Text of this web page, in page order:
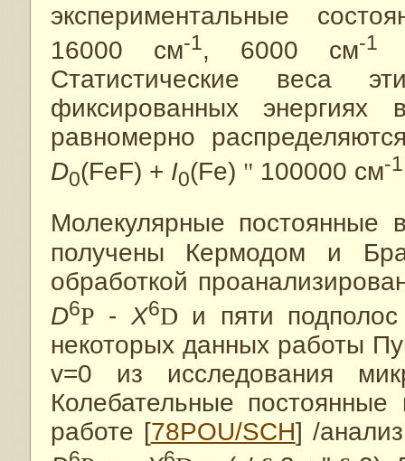
экспериментальные
16000 см‑1, 6000 см-1
Статистические веса
фиксированных энергиях
равномерно
D0(FeF) + I0(Fe) " 100000 см-1
Молекулярные постоянные
получены Кермодом и
обработкой
D6P -X6D и пяти
некоторых данных работы
v=0 из исследования
Колебательные
работе [78POU/SCH] /